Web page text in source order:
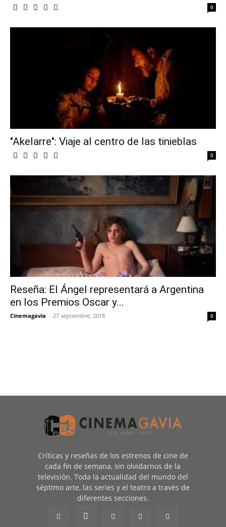
0
"Akelarre": Viaje al centro de las tinieblas
0
Reseña: El Ángel representará a Argentina
en los Premios Oscar y...
Cinemagavia - 27 septiembre, 2018 0
Críticas y reseñas de los estrenos de cine de
cada fin de semana, sin olvidarnos de la
televisión. Toda la actualidad del mundo del
séptimo arte, las series y el teatro a través de
diferentes secciones.